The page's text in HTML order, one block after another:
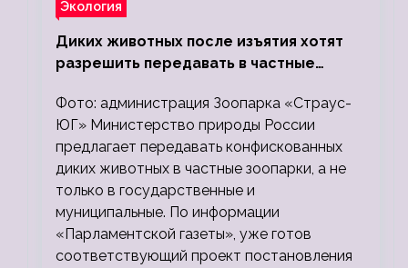
Экология
Диких животных после изъятия хотят
разрешить передавать в частные
Фото: администрация Зоопарка «Страус-
ЮГ» Министерство природы России
предлагает передавать конфискованных
диких животных в частные зоопарки, а не
только в государственные и
муниципальные. По информации
«Парламентской газеты», уже готов
соответствующий проект постановления